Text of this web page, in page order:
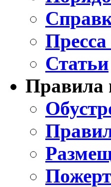
Пресса
Статьи
Правила